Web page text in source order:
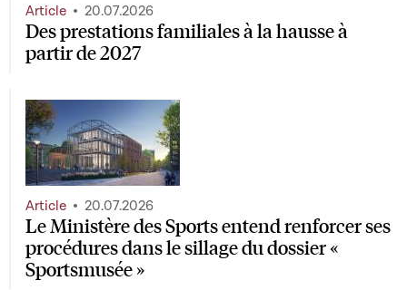
Des prestations familiales à la hausse à
partir de 2027
Article 20.07.2026
Le Ministère des Sports entend renforcer ses
procédures dans le sillage du dossier «
Sportsmusée »
Article 20.07.2026